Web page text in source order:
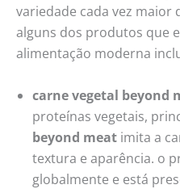
variedade cada vez maior
alguns dos produtos que
alimentação moderna
carne vegetal beyond
proteínas vegetais,
beyond meat imita a
textura e aparência. o
globalmente e está